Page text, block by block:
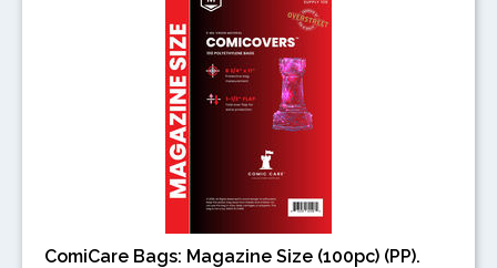
ComiCare Bags: Magazine Size (100pc) (PP).